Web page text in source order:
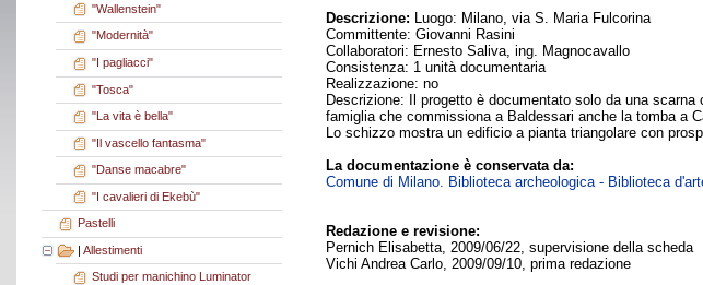
"Wallenstein"
"Modernità"
"I pagliacci"
"Tosca"
"La vita è bella"
"Il vascello fantasma"
"Danse macabre"
"I cavalieri di Ekebù"
Pastelli
| Allestimenti
Studi per manichino Luminator
Descrizione: Luogo: Milano, via S. Maria Fulcorina
Committente: Giovanni Rasini
Collaboratori: Ernesto Saliva, ing. Magnocavallo
Consistenza: 1 unità documentaria
Realizzazione: no
Descrizione: Il progetto è documentato solo da una
famiglia che commissiona a Baldessari anche la tomba a
Lo schizzo mostra un edificio a pianta triangolare con
La documentazione è conservata da:
Comune di Milano. Biblioteca archeologica - Biblioteca
Redazione e revisione:
Pernich Elisabetta, 2009/06/22, supervisione della scheda
Vichi Andrea Carlo, 2009/09/10, prima redazione